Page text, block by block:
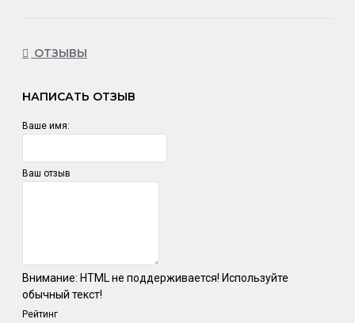
ОТЗЫВЫ
НАПИСАТЬ ОТЗЫВ
Ваше имя:
Ваш отзыв
Внимание: HTML не поддерживается! Используйте
обычный текст!
Рейтинг